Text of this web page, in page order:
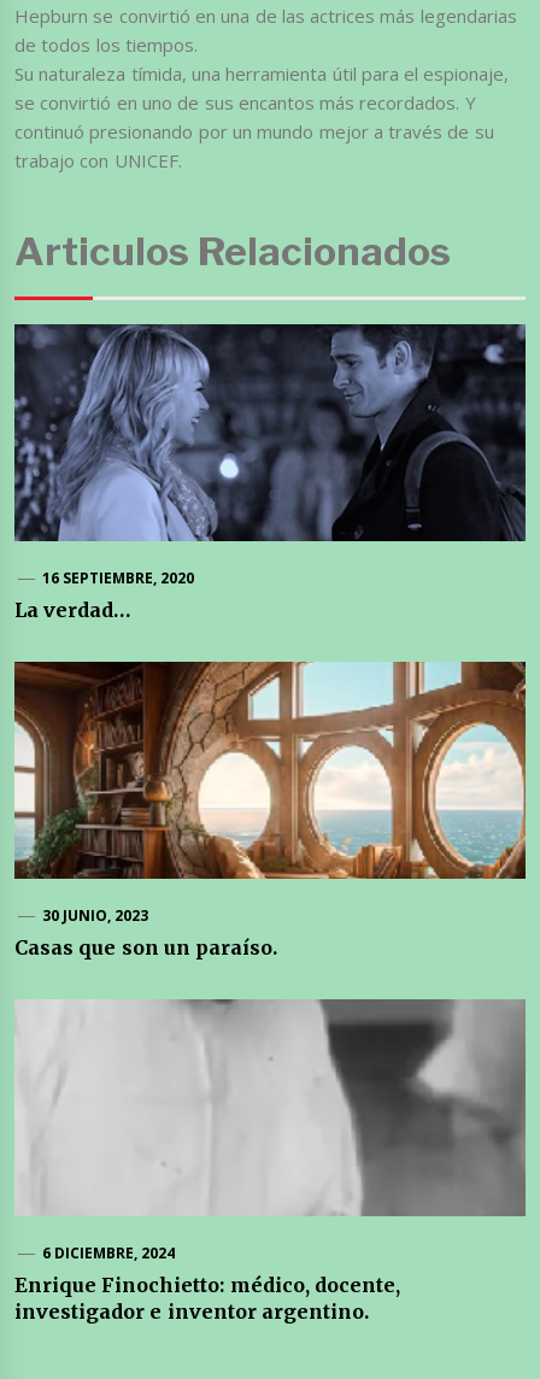
Hepburn se convirtió en una de las actrices más legendarias
de todos los tiempos.
Su naturaleza tímida, una herramienta útil para el espionaje,
se convirtió en uno de sus encantos más recordados. Y
continuó presionando por un mundo mejor a través de su
trabajo con UNICEF.
Articulos Relacionados
16 SEPTIEMBRE, 2020
La verdad…
30 JUNIO, 2023
Casas que son un paraíso.
6 DICIEMBRE, 2024
Enrique Finochietto: médico, docente,
investigador e inventor argentino.